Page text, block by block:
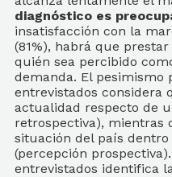
diagnóstico es
insatisfacción con la
(81%), habrá que
quién sea percibido
demanda. El pesimismo
entrevistados considera
actualidad respecto de
retrospectiva), mientras
situación del país
(percepción
entrevistados identifica